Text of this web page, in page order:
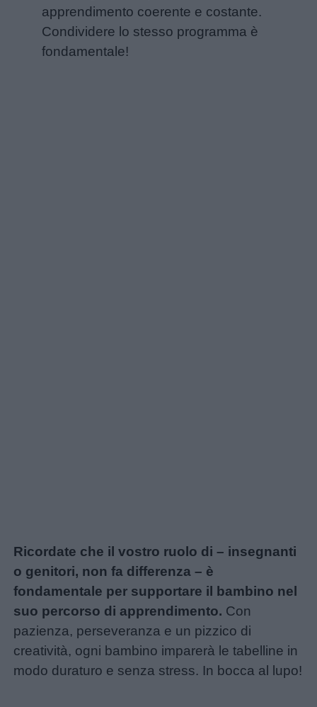
apprendimento coerente e costante.
Condividere lo stesso programma è
fondamentale!
Ricordate che il vostro ruolo di – insegnanti
o genitori, non fa differenza – è
fondamentale per supportare il bambino nel
suo percorso di apprendimento. Con
pazienza, perseveranza e un pizzico di
creatività, ogni bambino imparerà le tabelline in
modo duraturo e senza stress. In bocca al lupo!